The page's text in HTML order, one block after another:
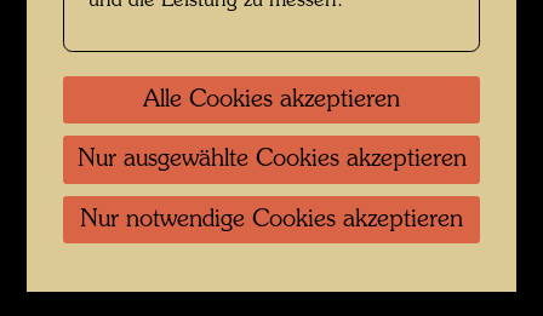
Alle Cookies akzeptieren
Nur ausgewählte Cookies akzeptieren
Nur notwendige Cookies akzeptieren